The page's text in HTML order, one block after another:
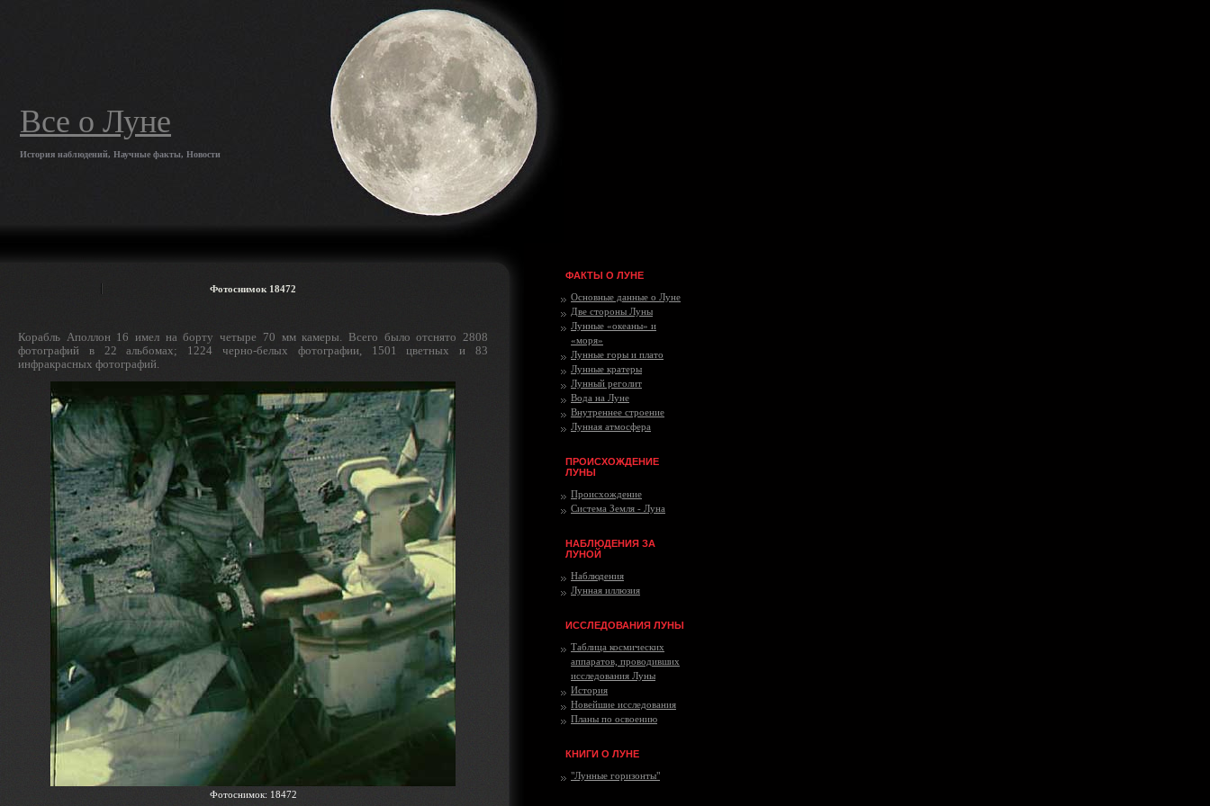
Все о Луне
История наблюдений, Научные факты, Новости
Фотоснимок 18472
Корабль Аполлон 16 имел на борту четыре 70 мм камеры. Всего было отснято 2808
фотографий в 22 альбомах; 1224 черно-белых фотографии, 1501 цветных и 83
инфракрасных фотографий.
Фотоснимок: 18472
ФАКТЫ О ЛУНЕ
Основные данные о Луне
Две стороны Луны
Лунные «океаны» и
«моря»
Лунные горы и плато
Лунные кратеры
Лунный реголит
Вода на Луне
Внутреннее строение
Лунная атмосфера
ПРОИСХОЖДЕНИЕ
ЛУНЫ
Происхождение
Система Земля - Луна
НАБЛЮДЕНИЯ ЗА
ЛУНОЙ
Наблюдения
Лунная иллюзия
ИССЛЕДОВАНИЯ ЛУНЫ
Таблица космических
аппаратов, проводивших
исследования Луны
История
Новейшие исследования
Планы по освоению
КНИГИ О ЛУНЕ
"Лунные горизонты"